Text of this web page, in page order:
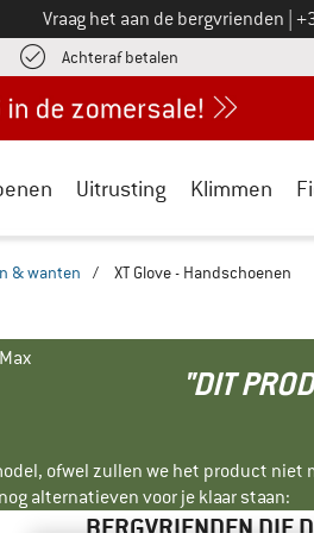
Vraag het aan de bergvrienden
Achteraf betalen vind de
Uitrusting Klimmen
& wanten / XT Glove - Handschoenen
"DIT
ofwel zullen we het product
alternatieven voor je klaar staan: